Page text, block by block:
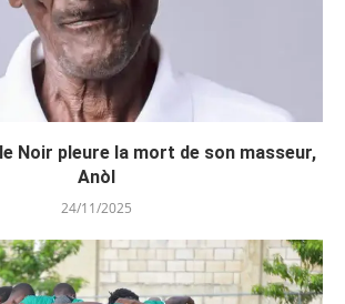
Noir pleure la mort de son masseur,
Anòl
24/11/2025